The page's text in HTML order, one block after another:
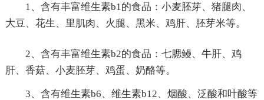
1、含有丰富维生素b1的食品：小麦胚芽、猪腿肉、
大豆、花生、里肌肉、火腿、黑米、鸡肝、胚芽米等。
2、含有丰富维生素b2的食品：七腮鳗、牛肝、鸡
肝、香菇、小麦胚芽、鸡蛋、奶酪等。
3、含有维生素b6、维生素b12、烟酸、泛酸和叶酸等